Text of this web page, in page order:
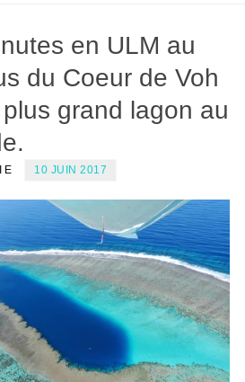
en ULM au
du Coeur de Voh
grand lagon au
10 JUIN 2017